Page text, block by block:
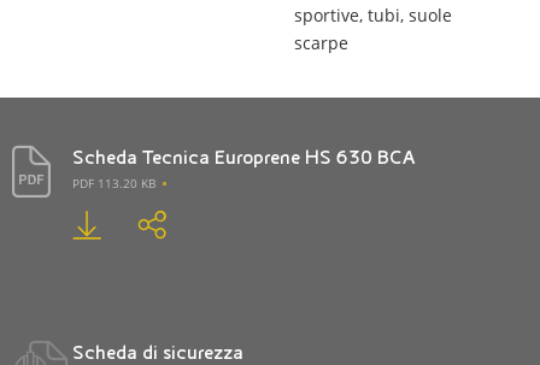
sportive, tubi, suole
scarpe
Scheda Tecnica Europrene HS 630 BCA
PDF 113.20 KB
Scheda di sicurezza